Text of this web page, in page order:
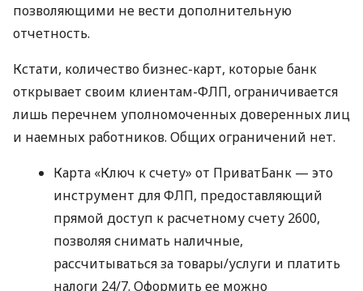
позволяющими не вести дополнительную
отчетность.
Кстати, количество бизнес-карт, которые банк
открывает своим клиентам-ФЛП, ограничивается
лишь перечнем уполномоченных доверенных лиц
и наемных работников. Общих ограничений нет.
Карта «Ключ к счету» от ПриватБанк — это
инструмент для ФЛП, предоставляющий
прямой доступ к расчетному счету 2600,
позволяя снимать наличные,
рассчитываться за товары/услуги и платить
налоги 24/7. Оформить ее можно